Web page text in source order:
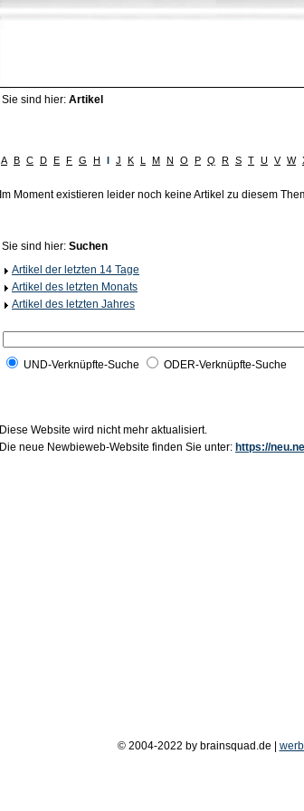
Sie sind hier: Artikel
A B C D E F G H I J K L M N O P Q R S T U V W
Im Moment existieren leider noch keine Artikel zu diesem
Sie sind hier: Suchen
Artikel der letzten 14 Tage
Artikel des letzten Monats
Artikel des letzten Jahres
UND-Verknüpfte-Suche ODER-Verknüpfte-Suche
Diese Website wird nicht mehr aktualisiert.
Die neue Newbieweb-Website finden Sie unter: https://
© 2004-2022 by brainsquad.de |